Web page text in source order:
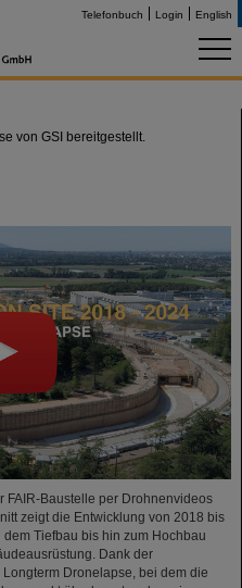
Telefonbuch Login English
von GSI bereitgestellt.
FAIR-Baustelle per Drohnenvideos
zeigt die Entwicklung von 2018 bis
Tiefbau bis hin zum Hochbau
Dank der
Dronelapse, bei dem die